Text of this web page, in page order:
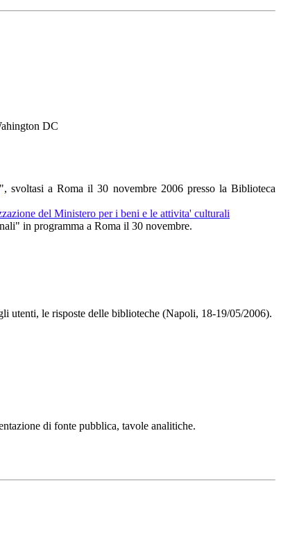
DC
", svoltasi a Roma il 30 novembre 2006 presso la Biblioteca
del Ministero per i beni e le attivita' culturali
in programma a Roma il 30 novembre.
utenti, le risposte delle biblioteche (Napoli, 18-19/05/2006).
di fonte pubblica, tavole analitiche.